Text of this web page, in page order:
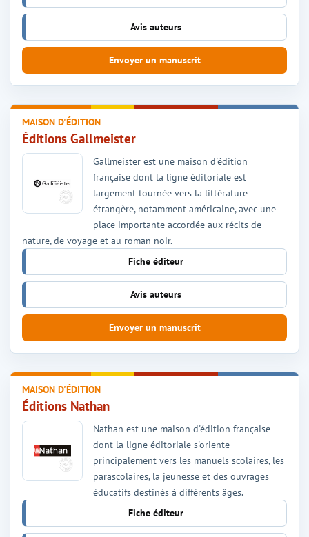
MAISON D'ÉDITION
Éditions Nathan
Nathan est une maison d'édition française
dont la ligne éditoriale s'oriente
principalement vers les manuels scolaires, les
parascolaires, la jeunesse et des ouvrages
éducatifs destinés à différents âges.
Fiche éditeur
Avis auteurs
Envoyer un manuscrit
MAISON D'ÉDITION
Éditions Gallmeister
Gallmeister est une maison d'édition
française dont la ligne éditoriale est
largement tournée vers la littérature
étrangère, notamment américaine, avec une
place importante accordée aux récits de
nature, de voyage et au roman noir.
Fiche éditeur
Avis auteurs
Envoyer un manuscrit